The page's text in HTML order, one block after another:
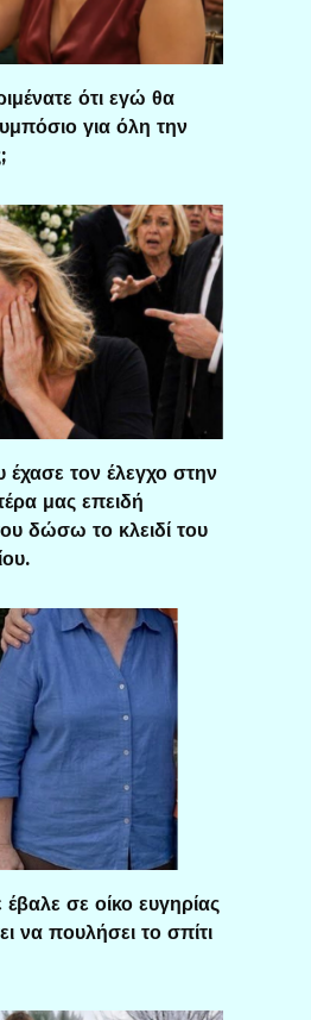
ότι εγώ θα
για όλη την
τον έλεγχο στην
μας επειδή
δώσω το κλειδί του
σε οίκο ευγηρίας
να πουλήσει το σπίτι